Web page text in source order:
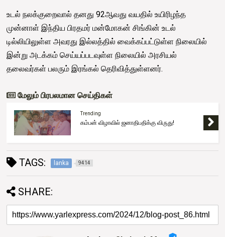
உடல் நலக்குறைவால் தனது 92ஆவது வயதில் உயிரிழந்த
முன்னாள் இந்திய பிரதமர் மன்மோகன் சிங்கின் உடல்
டில்லியிலுள்ள அவரது இல்லத்தில் வைக்கப்பட்டுள்ள நிலையில்
இன்று அடக்கம் செய்யப்படவுள்ள நிலையில் அரசியல்
தலைவர்கள் பலரும் இரங்கல் தெரிவித்துள்ளனர்.
மேலும் பிரபலமான செய்திகள்
Trending
கம்பன் விழாவில் ஜனாதிபதிக்கு விருது!
TAGS: lanka 9414
SHARE: